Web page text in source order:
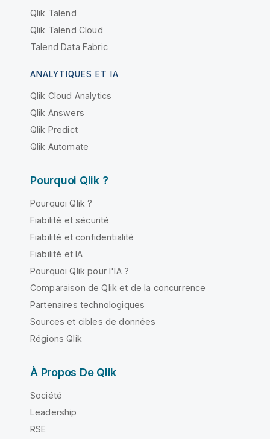
Qlik Talend
Qlik Talend Cloud
Talend Data Fabric
ANALYTIQUES ET IA
Qlik Cloud Analytics
Qlik Answers
Qlik Predict
Qlik Automate
Pourquoi Qlik ?
Pourquoi Qlik ?
Fiabilité et sécurité
Fiabilité et confidentialité
Fiabilité et IA
Pourquoi Qlik pour l'IA ?
Comparaison de Qlik et de la concurrence
Partenaires technologiques
Sources et cibles de données
Régions Qlik
À Propos De Qlik
Société
Leadership
RSE